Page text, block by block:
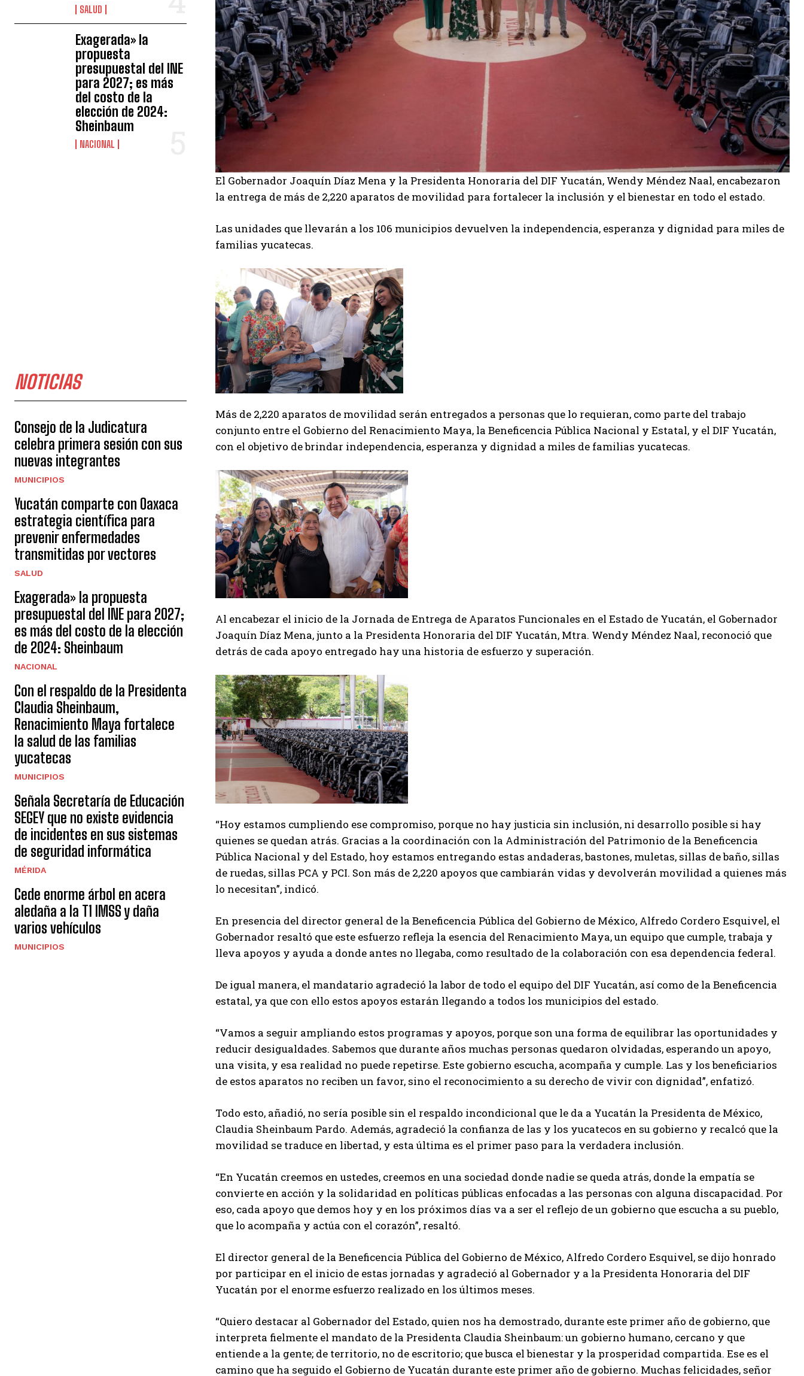
SALUD
Exagerada» la
propuesta
presupuestal del INE
para 2027; es más
del costo de la
elección de 2024:
Sheinbaum
NACIONAL
NOTICIAS
Consejo de la Judicatura
celebra primera sesión con sus
nuevas integrantes
MUNICIPIOS
Yucatán comparte con Oaxaca
estrategia científica para
prevenir enfermedades
transmitidas por vectores
SALUD
Exagerada» la propuesta
presupuestal del INE para 2027;
es más del costo de la elección
de 2024: Sheinbaum
NACIONAL
Con el respaldo de la Presidenta
Claudia Sheinbaum,
Renacimiento Maya fortalece
la salud de las familias
yucatecas
MUNICIPIOS
Señala Secretaría de Educación
SEGEY que no existe evidencia
de incidentes en sus sistemas
de seguridad informática
MÉRIDA
Cede enorme árbol en acera
aledaña a la T1 IMSS y daña
varios vehículos
MUNICIPIOS
El Gobernador Joaquín Díaz Mena y la Presidenta Honoraria del DIF Yucatán, Wendy Méndez Naal, encabezaron
la entrega de más de 2,220 aparatos de movilidad para fortalecer la inclusión y el bienestar en todo el estado.
Las unidades que llevarán a los 106 municipios devuelven la independencia, esperanza y dignidad para miles de
familias yucatecas.
Más de 2,220 aparatos de movilidad serán entregados a personas que lo requieran, como parte del trabajo
conjunto entre el Gobierno del Renacimiento Maya, la Beneficencia Pública Nacional y Estatal, y el DIF Yucatán,
con el objetivo de brindar independencia, esperanza y dignidad a miles de familias yucatecas.
Al encabezar el inicio de la Jornada de Entrega de Aparatos Funcionales en el Estado de Yucatán, el Gobernador
Joaquín Díaz Mena, junto a la Presidenta Honoraria del DIF Yucatán, Mtra. Wendy Méndez Naal, reconoció que
detrás de cada apoyo entregado hay una historia de esfuerzo y superación.
“Hoy estamos cumpliendo ese compromiso, porque no hay justicia sin inclusión, ni desarrollo posible si hay
quienes se quedan atrás. Gracias a la coordinación con la Administración del Patrimonio de la Beneficencia
Pública Nacional y del Estado, hoy estamos entregando estas andaderas, bastones, muletas, sillas de baño, sillas
de ruedas, sillas PCA y PCI. Son más de 2,220 apoyos que cambiarán vidas y devolverán movilidad a quienes más
lo necesitan”, indicó.
En presencia del director general de la Beneficencia Pública del Gobierno de México, Alfredo Cordero Esquivel, el
Gobernador resaltó que este esfuerzo refleja la esencia del Renacimiento Maya, un equipo que cumple, trabaja y
lleva apoyos y ayuda a donde antes no llegaba, como resultado de la colaboración con esa dependencia federal.
De igual manera, el mandatario agradeció la labor de todo el equipo del DIF Yucatán, así como de la Beneficencia
estatal, ya que con ello estos apoyos estarán llegando a todos los municipios del estado.
“Vamos a seguir ampliando estos programas y apoyos, porque son una forma de equilibrar las oportunidades y
reducir desigualdades. Sabemos que durante años muchas personas quedaron olvidadas, esperando un apoyo,
una visita, y esa realidad no puede repetirse. Este gobierno escucha, acompaña y cumple. Las y los beneficiarios
de estos aparatos no reciben un favor, sino el reconocimiento a su derecho de vivir con dignidad”, enfatizó.
Todo esto, añadió, no sería posible sin el respaldo incondicional que le da a Yucatán la Presidenta de México,
Claudia Sheinbaum Pardo. Además, agradeció la confianza de las y los yucatecos en su gobierno y recalcó que la
movilidad se traduce en libertad, y esta última es el primer paso para la verdadera inclusión.
“En Yucatán creemos en ustedes, creemos en una sociedad donde nadie se queda atrás, donde la empatía se
convierte en acción y la solidaridad en políticas públicas enfocadas a las personas con alguna discapacidad. Por
eso, cada apoyo que demos hoy y en los próximos días va a ser el reflejo de un gobierno que escucha a su pueblo,
que lo acompaña y actúa con el corazón”, resaltó.
El director general de la Beneficencia Pública del Gobierno de México, Alfredo Cordero Esquivel, se dijo honrado
por participar en el inicio de estas jornadas y agradeció al Gobernador y a la Presidenta Honoraria del DIF
Yucatán por el enorme esfuerzo realizado en los últimos meses.
“Quiero destacar al Gobernador del Estado, quien nos ha demostrado, durante este primer año de gobierno, que
interpreta fielmente el mandato de la Presidenta Claudia Sheinbaum: un gobierno humano, cercano y que
entiende a la gente; de territorio, no de escritorio; que busca el bienestar y la prosperidad compartida. Ese es el
camino que ha seguido el Gobierno de Yucatán durante este primer año de gobierno. Muchas felicidades, señor